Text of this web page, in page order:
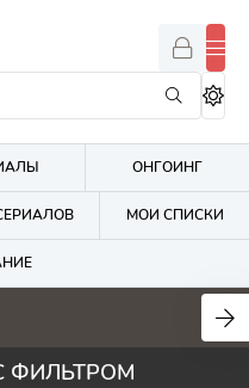
ОНГОИНГ
МОИ СПИСКИ
ФИЛЬТРОМ